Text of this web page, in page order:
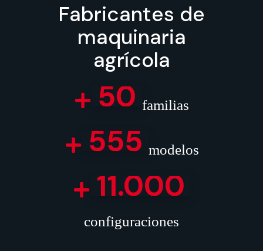
Fabricantes de
maquinaria
agrícola
50 familias
555 modelos
11.000
configuraciones